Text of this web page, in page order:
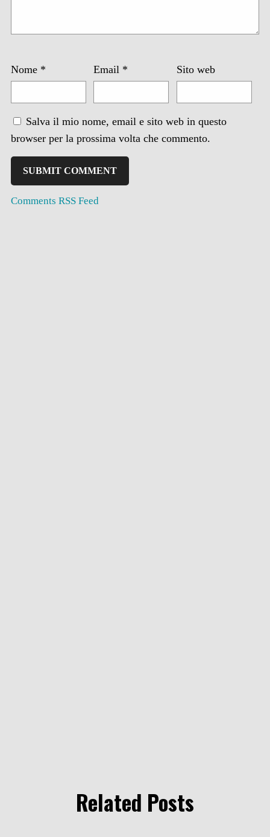
Nome * Email * Sito web
Salva il mio nome, email e sito web in questo
browser per la prossima volta che commento.
Comments RSS Feed
Related Posts